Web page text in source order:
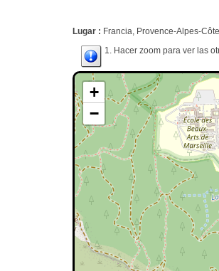
Lugar : Francia, Provence-Alpes-
1. Hacer zoom para ver las
+
−